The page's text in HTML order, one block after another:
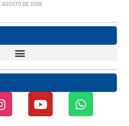
AGOSTO DE 2026